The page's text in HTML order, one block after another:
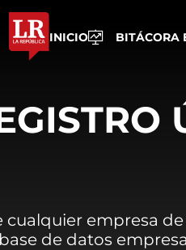
INICIO BITÁCORA
cualquier empresa
de datos